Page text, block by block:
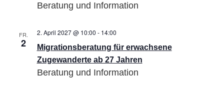
Beratung und Information
FR.
2
Migrationsberatung für erwachsene
Zugewanderte ab 27 Jahren
2. April 2027 @ 10:00 - 14:00
erwachsene
Zugewanderte
ab
27
Beratung und Information